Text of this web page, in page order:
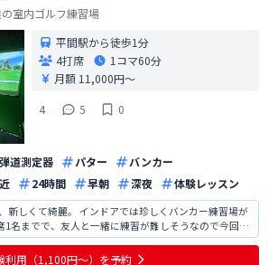
室内ゴルフ練習場
平間駅から徒歩1分
4打席
1コマ60分
月額 11,000円〜
4
5 0
弾道測定器 パター
バンカー
24時間 早朝 深夜 体験レッスン
新しくて綺麗。 インドアでは珍しくバンカー練習場が
1名までで、友人と一緒に練習が難しそうなので今回は
。
利用（1,100円〜）を予約